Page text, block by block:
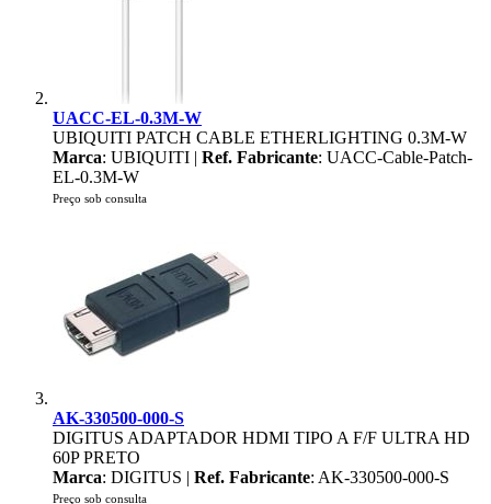
UACC-EL-0.3M-W
UBIQUITI PATCH CABLE ETHERLIGHTING 0.3M-W
Marca: UBIQUITI | Ref. Fabricante: UACC-Cable-Patch-
EL-0.3M-W
Preço sob consulta
AK-330500-000-S
DIGITUS ADAPTADOR HDMI TIPO A F/F ULTRA HD
60P PRETO
Marca: DIGITUS | Ref. Fabricante: AK-330500-000-S
Preço sob consulta